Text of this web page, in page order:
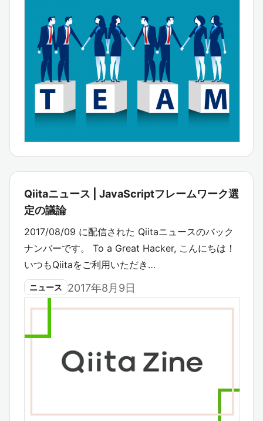
Qiitaニュース | JavaScriptフレームワーク選
定の議論
2017/08/09 に配信された Qiitaニュースのバック
ナンバーです。 To a Great Hacker, こんにちは！
いつもQiitaをご利用いただき…
ニュース 2017年8月9日